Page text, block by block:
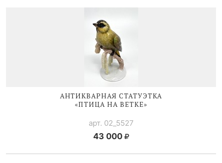
АНТИКВАРНАЯ СТАТУЭТКА
«ПТИЦА НА ВЕТКЕ»
арт. 02_5527
43 000